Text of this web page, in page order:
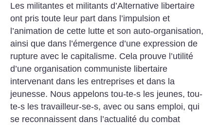
Les militantes et militants d’Alternative libertaire
ont pris toute leur part dans l’impulsion et
l’animation de cette lutte et son auto-organisation,
ainsi que dans l’émergence d’une expression de
rupture avec le capitalisme. Cela prouve l’utilité
d’une organisation communiste libertaire
intervenant dans les entreprises et dans la
jeunesse. Nous appelons tou-te-s les jeunes, tou-
te-s les travailleur-se-s, avec ou sans emploi, qui
se reconnaissent dans l’actualité du combat